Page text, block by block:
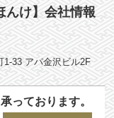
んけ】会社情報
1-33 アパ金沢ビル2F
っております。